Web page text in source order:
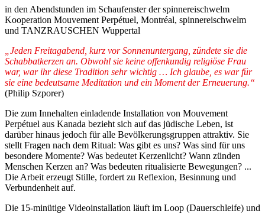
in den Abendstunden im Schaufenster der spinnereischwelm
Kooperation Mouvement Perpétuel, Montréal, spinnereischwelm
und TANZRAUSCHEN Wuppertal
„Jeden Freitagabend, kurz vor Sonnenuntergang, zündete sie die
Schabbatkerzen an. Obwohl sie keine offenkundig religiöse Frau
war, war ihr diese Tradition sehr wichtig … Ich glaube, es war für
sie eine bedeutsame Meditation und ein Moment der Erneuerung.“
(Philip Szporer)
Die zum Innehalten einladende Installation von Mouvement
Perpétuel aus Kanada bezieht sich auf das jüdische Leben, ist
darüber hinaus jedoch für alle Bevölkerungsgruppen attraktiv. Sie
stellt Fragen nach dem Ritual: Was gibt es uns? Was sind für uns
besondere Momente? Was bedeutet Kerzenlicht? Wann zünden
Menschen Kerzen an? Was bedeuten ritualisierte Bewegungen? ...
Die Arbeit erzeugt Stille, fordert zu Reflexion, Besinnung und
Verbundenheit auf.
Die 15-minütige Videoinstallation läuft im Loop (Dauerschleife) und